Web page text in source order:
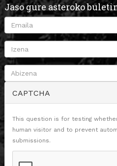
Jaso gure asteroko
CAPTCHA
This question is for testing
human visitor and to prevent
submissions.